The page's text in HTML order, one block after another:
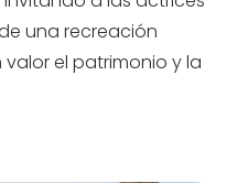
una recreación
el patrimonio y la